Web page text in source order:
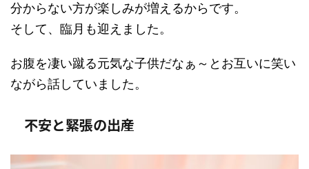
分からない方が楽しみが増えるからです。
そして、臨月も迎えました。
お腹を凄い蹴る元気な子供だなぁ～とお互いに笑い
ながら話していました。
不安と緊張の出産